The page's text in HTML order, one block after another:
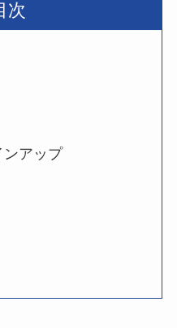
次
ンアップ